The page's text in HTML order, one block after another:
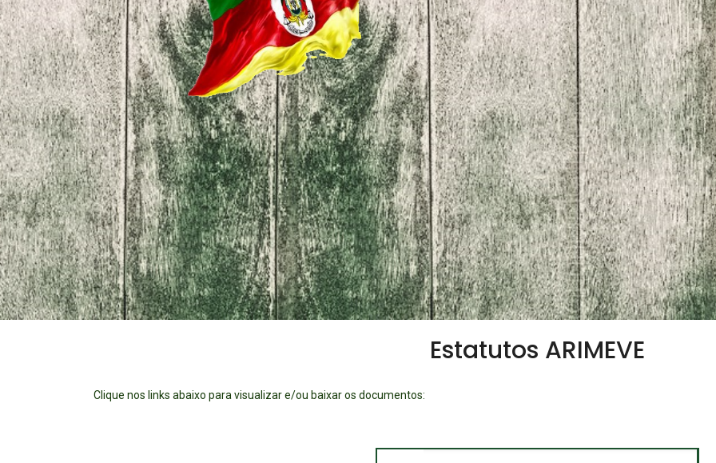
Estatutos ARIMEVE
Clique nos links abaixo para visualizar e/ou baixar os documentos: